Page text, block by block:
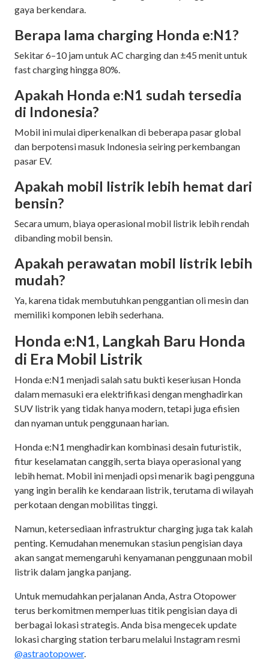
gaya berkendara.
Berapa lama charging Honda e:N1?
Sekitar 6–10 jam untuk AC charging dan ±45 menit untuk
fast charging hingga 80%.
Apakah Honda e:N1 sudah tersedia
di Indonesia?
Mobil ini mulai diperkenalkan di beberapa pasar global
dan berpotensi masuk Indonesia seiring perkembangan
pasar EV.
Apakah mobil listrik lebih hemat dari
bensin?
Secara umum, biaya operasional mobil listrik lebih rendah
dibanding mobil bensin.
Apakah perawatan mobil listrik lebih
mudah?
Ya, karena tidak membutuhkan penggantian oli mesin dan
memiliki komponen lebih sederhana.
Honda e:N1, Langkah Baru Honda
di Era Mobil Listrik
Honda e:N1 menjadi salah satu bukti keseriusan Honda
dalam memasuki era elektrifikasi dengan menghadirkan
SUV listrik yang tidak hanya modern, tetapi juga efisien
dan nyaman untuk penggunaan harian.
Honda e:N1 menghadirkan kombinasi desain futuristik,
fitur keselamatan canggih, serta biaya operasional yang
lebih hemat. Mobil ini menjadi opsi menarik bagi pengguna
yang ingin beralih ke kendaraan listrik, terutama di wilayah
perkotaan dengan mobilitas tinggi.
Namun, ketersediaan infrastruktur charging juga tak kalah
penting. Kemudahan menemukan stasiun pengisian daya
akan sangat memengaruhi kenyamanan penggunaan mobil
listrik dalam jangka panjang.
Untuk memudahkan perjalanan Anda, Astra Otopower
terus berkomitmen memperluas titik pengisian daya di
berbagai lokasi strategis. Anda bisa mengecek update
lokasi charging station terbaru melalui Instagram resmi
@astraotopower.